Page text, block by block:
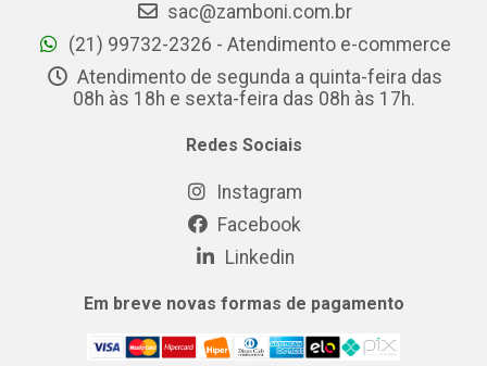
sac@zamboni.com.br
(21) 99732-2326 - Atendimento e-commerce
Atendimento de segunda a quinta-feira das
08h às 18h e sexta-feira das 08h às 17h.
Redes Sociais
Instagram
Facebook
Linkedin
Em breve novas formas de pagamento